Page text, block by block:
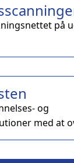
på
og
med at